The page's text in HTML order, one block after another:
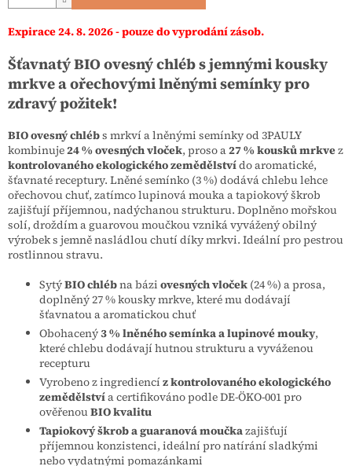
Expirace 24. 8. 2026 - pouze do vyprodání zásob.
Šťavnatý BIO ovesný chléb s jemnými kousky
mrkve a ořechovými lněnými semínky pro
zdravý požitek!
BIO ovesný chlébs mrkví a lněnými semínky od 3PAULY
kombinuje24 % ovesných vloček, proso a27 % kousků mrkvez
kontrolovaného ekologického zemědělstvído aromatické,
šťavnaté receptury. Lněné semínko (3 %) dodává chlebu lehce
ořechovou chuť, zatímco lupinová mouka a tapiokový škrob
zajišťují příjemnou, nadýchanou strukturu. Doplněno mořskou
solí, droždím a guarovou moučkou vzniká vyvážený obilný
výrobek s jemně nasládlou chutí díky mrkvi. Ideální pro pestrou
rostlinnou stravu.
SytýBIO chlébna bázi ovesných vloček (24 %) a prosa,
doplněný 27 % kousky mrkve, které mu dodávají
šťavnatou a aromatickou chuť
Obohacený3 % lněného semínka a lupinové mouky,
které chlebu dodávají hutnou strukturu a vyváženou
recepturu
Vyrobeno z ingrediencí z kontrolovaného ekologického
zemědělstvía certifikováno podle DE-ÖKO-001 pro
ověřenouBIO kvalitu
Tapiokový škrob a guaranová moučkazajišťují
příjemnou konzistenci, ideální pro natírání sladkými
nebo vydatnými pomazánkami